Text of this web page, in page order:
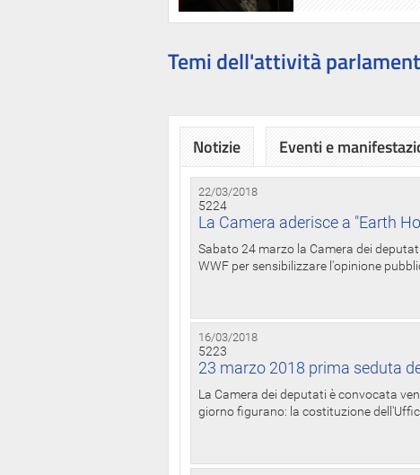
Temi dell'attività
Notizie Eventi e
22/03/2018
5224
La Camera aderisce a "Earth
Sabato 24 marzo la Camera dei
WWF per sensibilizzare l'opinione
16/03/2018
5223
23 marzo 2018 prima seduta
La Camera dei deputati è convocata
giorno figurano: la costituzione